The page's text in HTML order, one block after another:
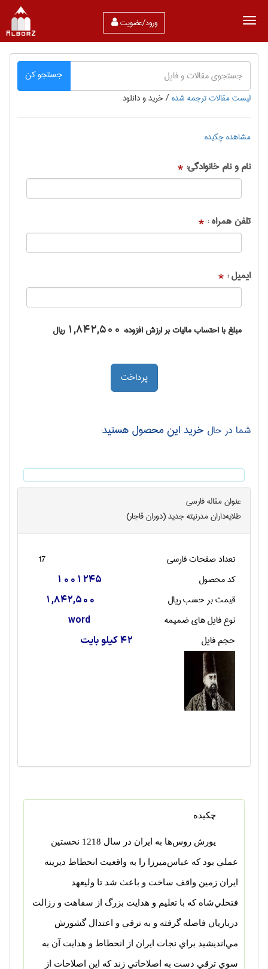
ورود/عضویت
جستجو کن
لیست مقالات ترجمه شده/خرید و دانلود
مشاهده چکیده
نام و نام خانوادگی: *
تلفن همراه : *
ایمیل : *
مبلغ با احتساب مالیات بر ارزش افزوده: 1,842,500 ریال
شما در حال خرید این محصول هستید:
عنوان مقاله فارسی
طلايه‌داران مدرنيته جديد (دوران قاجار)
تعداد صفحات فارسی
17
کد محصول
1001245
قیمت بر حسب ریال 1,842,500
نوع فایل های ضمیمه word
حجم فایل 42 کیلو بایت
چكيده
يورش روس‌ها به ايران در سال 1218 نخستين
عملي بود كه عباس‌ميرزا را به واقعيت انحطاط ديرينه
ايران زمين واقف ساخت و باعث شد تا وليعهد
فتحلي‌شاه كه با تعليم و هدايت بزرگ از سفاهت و رزالت
درباريان فاصله گرفته و به ترقي و اعتدال گشورش
مي‌انديشيد براي نجات ايران از انحطاط و هدايت آن به
سوي ترقي دست به اصلاحاتي زند كه اين اصلاحات از